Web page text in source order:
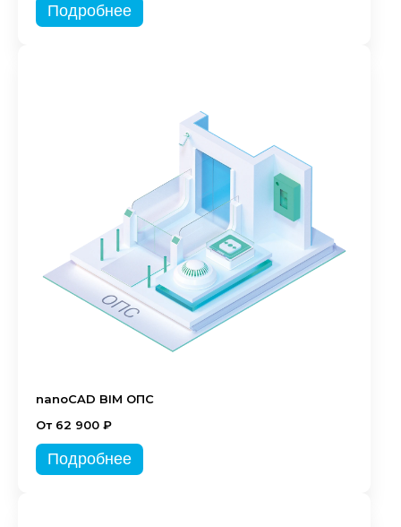
Подробнее
nanoCAD BIM ОПС
От 62 900 ₽
Подробнее